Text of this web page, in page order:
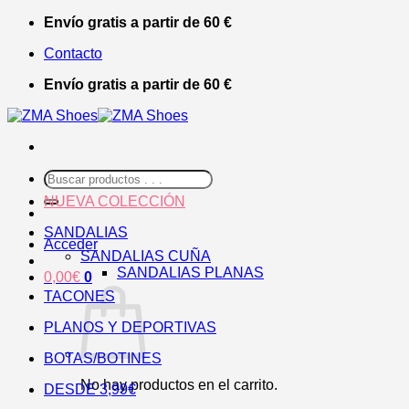
Saltar
contenido
Envío gratis a partir de 60 €
Contacto
Envío gratis a partir de 60 €
Buscar
por:
Acceder
0,00€ 0
No hay productos en el carrito.
NUEVA COLECCIÓN
SANDALIAS
SANDALIAS CUÑA
SANDALIAS PLANAS
TACONES
PLANOS Y DEPORTIVAS
BOTAS/BOTINES
DESDE 3,99€